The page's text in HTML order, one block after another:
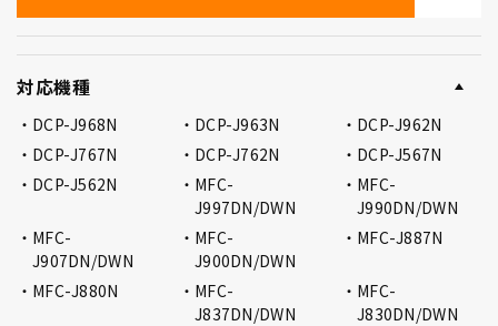
対応機種
DCP-J968N DCP-J963N
DCP-J962N
DCP-J767N
DCP-J762N
DCP-J567N
DCP-J562N
MFC-
J997DN/DWN
MFC-
J990DN/DWN
MFC-
J907DN/DWN
MFC-
J900DN/DWN
MFC-J887N
MFC-J880N
MFC-
J837DN/DWN
MFC-
J830DN/DWN